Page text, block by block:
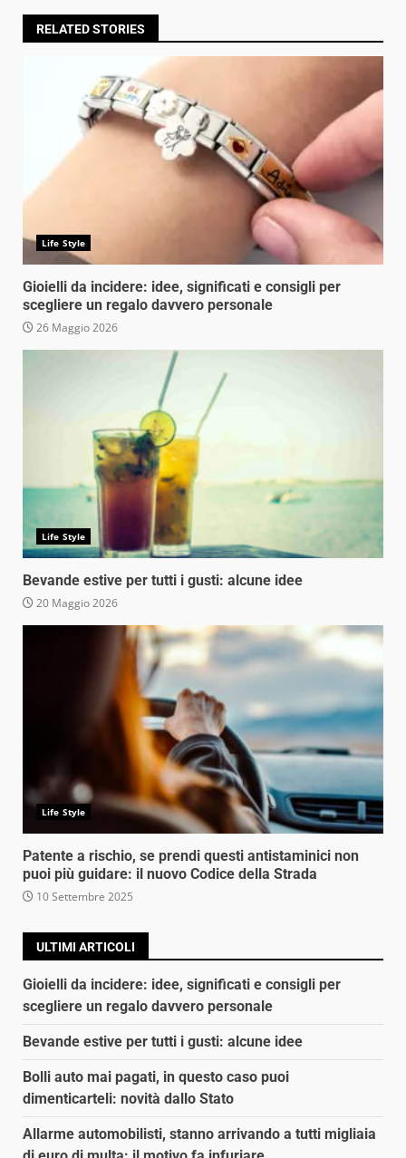
RELATED STORIES
Life Style
Gioielli da incidere: idee, significati e consigli per
scegliere un regalo davvero personale
26 Maggio 2026
Life Style
Bevande estive per tutti i gusti: alcune idee
20 Maggio 2026
Life Style
Patente a rischio, se prendi questi antistaminici non
puoi più guidare: il nuovo Codice della Strada
10 Settembre 2025
ULTIMI ARTICOLI
Gioielli da incidere: idee, significati e consigli per
scegliere un regalo davvero personale
Bevande estive per tutti i gusti: alcune idee
Bolli auto mai pagati, in questo caso puoi
dimenticarteli: novità dallo Stato
Allarme automobilisti, stanno arrivando a tutti migliaia